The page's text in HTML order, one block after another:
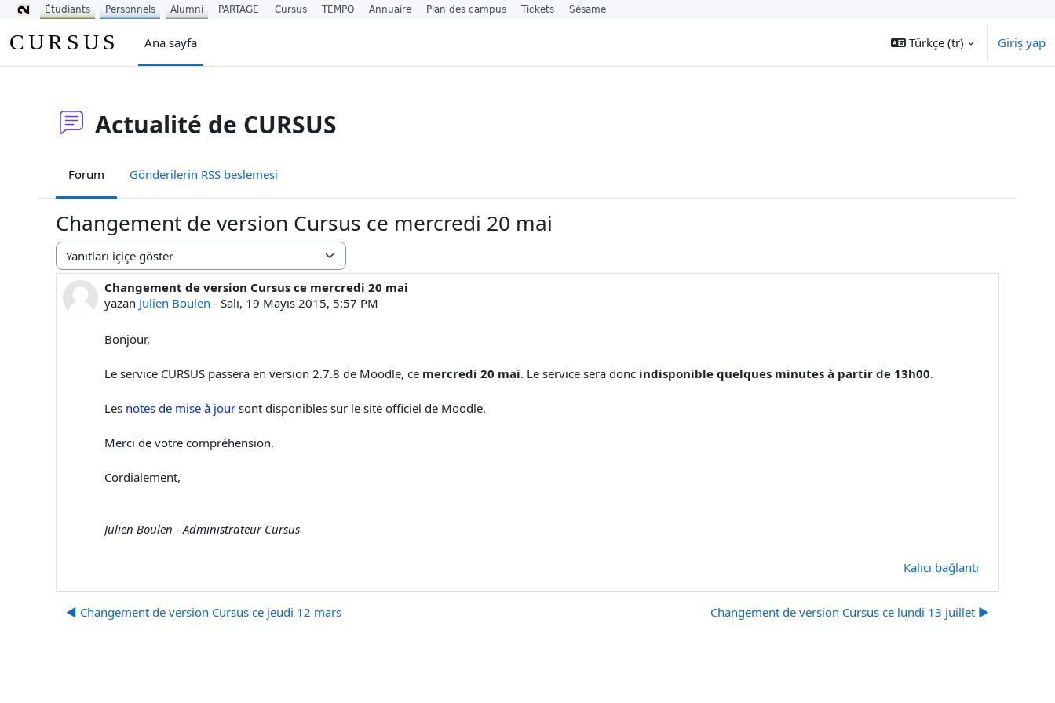
CURSUS Ana sayfa Türkçe ‎(tr)‎ Giriş yap
Actualité de CURSUS
Forum Gönderilerin RSS beslemesi
Changement de version Cursus ce mercredi 20 mai
Görünüm modu
Changement de version Cursus ce mercredi 20 mai
yazan Julien Boulen - Salı, 19 Mayıs 2015, 5:57 PM
Yanıt sayısı: 0
Bonjour,
Le service CURSUS passera en version 2.7.8 de Moodle, ce mercredi 20 mai. Le service sera donc indisponible quelques minutes à partir de 13h00.
Les notes de mise à jour sont disponibles sur le site officiel de Moodle.
Merci de votre compréhension.
Cordialement,
Julien Boulen - Administrateur Cursus
Kalıcı bağlantı
◀︎ Changement de version Cursus ce jeudi 12 mars Changement de version Cursus ce lundi 13 juillet ▶︎
Étudiants Personnels Alumni PARTAGE Cursus TEMPO Annuaire Plan des campus Tickets Sésame